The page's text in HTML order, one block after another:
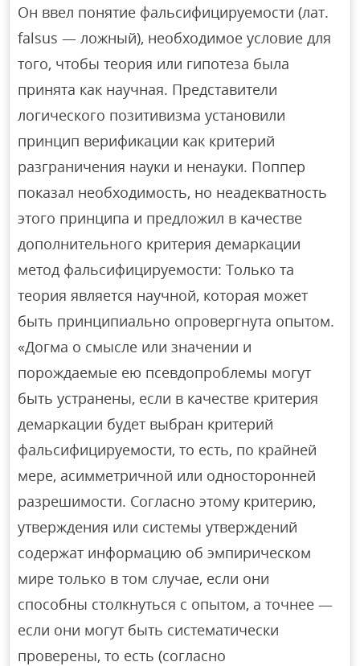
Он ввел понятие фальсифицируемости (лат.
falsus — ложный), необходимое условие для
того, чтобы теория или гипотеза была
принята как научная. Представители
логического позитивизма установили
принцип верификации как критерий
разграничения науки и ненауки. Поппер
показал необходимость, но неадекватность
этого принципа и предложил в качестве
дополнительного критерия демаркации
метод фальсифицируемости: Только та
теория является научной, которая может
быть принципиально опровергнута опытом.
«Догма о смысле или значении и
порождаемые ею псевдопроблемы могут
быть устранены, если в качестве критерия
демаркации будет выбран критерий
фальсифицируемости, то есть, по крайней
мере, асимметричной или односторонней
разрешимости. Согласно этому критерию,
утверждения или системы утверждений
содержат информацию об эмпирическом
мире только в том случае, если они
способны столкнуться с опытом, а точнее —
если они могут быть систематически
проверены, то есть (согласно